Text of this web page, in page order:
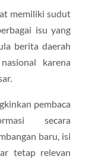
memiliki sudut
isu yang
berita daerah
karena
pembaca
secara
baru, isi
tetap relevan